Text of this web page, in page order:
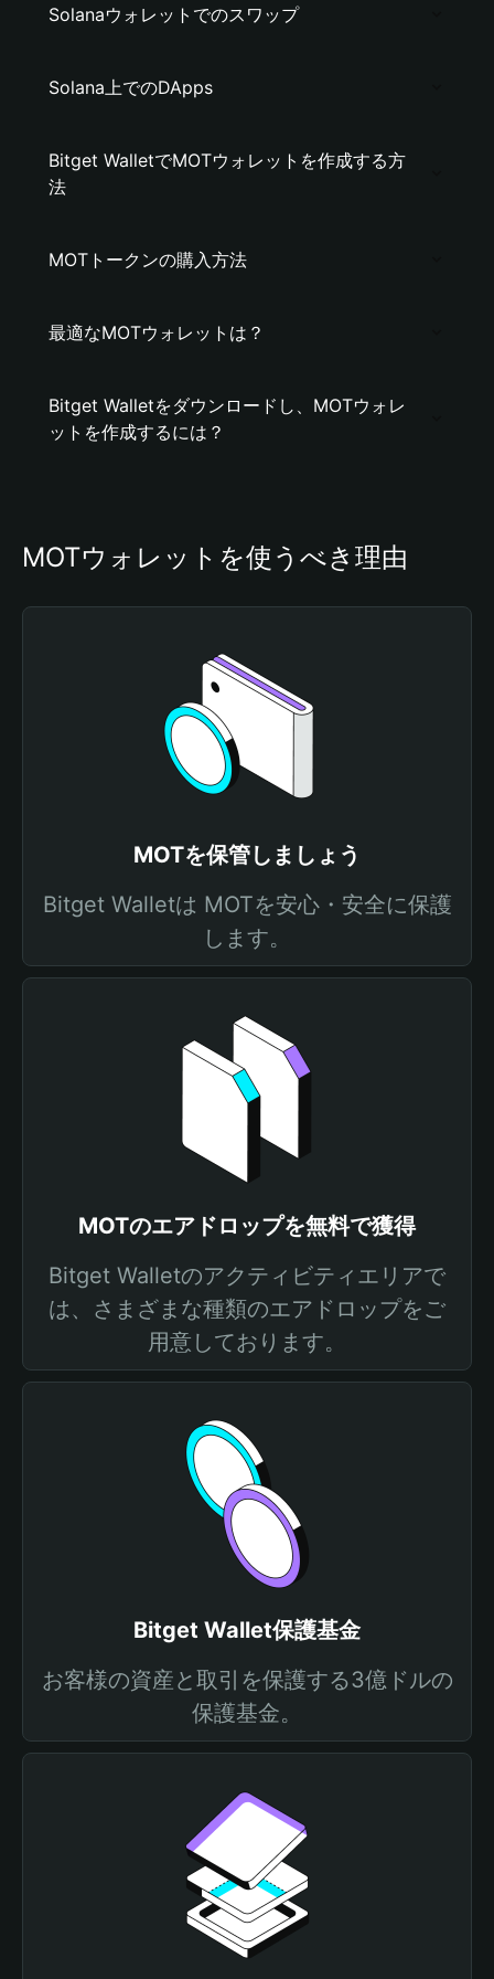
Solanaウォレットでのスワップ
Solana上でのDApps
Bitget WalletでMOTウォレットを作成する方
法
MOTトークンの購入方法
最適なMOTウォレットは？
Bitget Walletをダウンロードし、MOTウォレ
ットを作成するには？
MOTウォレットを使うべき理由
MOTを保管しましょう
Bitget Walletは MOTを安心・安全に保護
します。
MOTのエアドロップを無料で獲得
Bitget Walletのアクティビティエリアで
は、さまざまな種類のエアドロップをご
用意しております。
Bitget Wallet保護基金
お客様の資産と取引を保護する3億ドルの
保護基金。